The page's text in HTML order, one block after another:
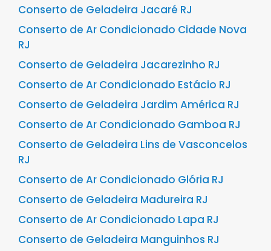
Conserto de Geladeira Jacaré RJ
Conserto de Ar Condicionado Cidade Nova
RJ
Conserto de Geladeira Jacarezinho RJ
Conserto de Ar Condicionado Estácio RJ
Conserto de Geladeira Jardim América RJ
Conserto de Ar Condicionado Gamboa RJ
Conserto de Geladeira Lins de Vasconcelos
RJ
Conserto de Ar Condicionado Glória RJ
Conserto de Geladeira Madureira RJ
Conserto de Ar Condicionado Lapa RJ
Conserto de Geladeira Manguinhos RJ